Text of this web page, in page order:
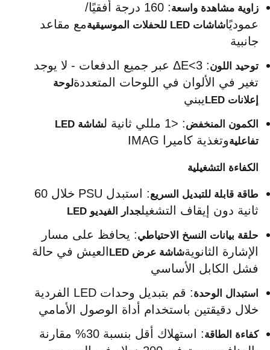
زاوية مشاهدة واسعة
: 160 درجة أفقيًا/
عموديًاشاشات LED للحفلات الموسيقية
جانبية
توحيد اللون
تغير في الألوان في اللوحات المتعددة
إعلانات LED
يبني
الكمون المنخفض: <1 مللي ثانية ل
تفاعليةوتغذية كاميرا IMAG
الكفاءة التشغيلية
طاقة قابلة للتبديل السريع
ثانية دون إيقاف التشغيلجدار الفيديو LED
حلقة بيانات النسخ الاحتياطي
الإشارة الثانويةشاشة عرض LED
فشل الكابل الأساسي
استبدال الوحدة
خلال دقيقتين باستخدام أداة الوصول الأمامي
كفاءة الطاقة